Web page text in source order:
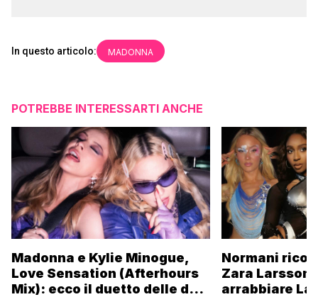
In questo articolo: MADONNA
POTREBBE INTERESSARTI ANCHE
Madonna e Kylie Minogue,
Love Sensation (Afterhours
Mix): ecco il duetto delle due
Normani
Zara Larsson
arrabbiare